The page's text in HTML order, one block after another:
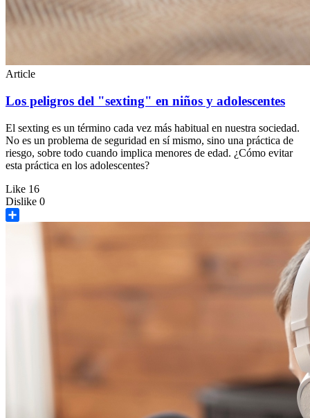
Article
Los peligros del "sexting" en niños y adolescentes
El sexting es un término cada vez más habitual en nuestra sociedad.
No es un problema de seguridad en sí mismo, sino una práctica de
riesgo, sobre todo cuando implica menores de edad. ¿Cómo evitar
esta práctica en los adolescentes?
Like 16
Dislike 0